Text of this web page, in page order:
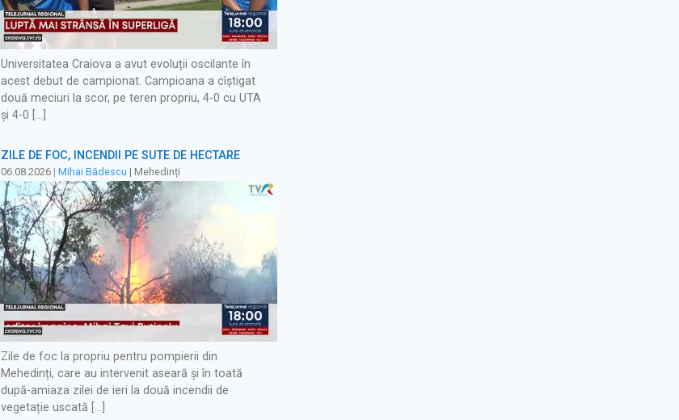
Universitatea Craiova a avut evoluții oscilante în
acest debut de campionat. Campioana a cîștigat
două meciuri la scor, pe teren propriu, 4-0 cu UTA
și 4-0 […]
ZILE DE FOC, INCENDII PE SUTE DE HECTARE
06.08.2026 | Mihai Bădescu | Mehedinți
Zile de foc la propriu pentru pompierii din
Mehedinți, care au intervenit aseară și în toată
după-amiaza zilei de ieri la două incendii de
vegetație uscată […]